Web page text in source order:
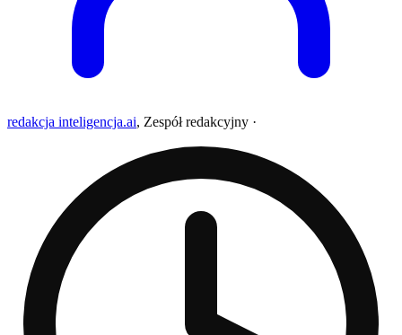
redakcja inteligencja.ai, Zespół redakcyjny ·